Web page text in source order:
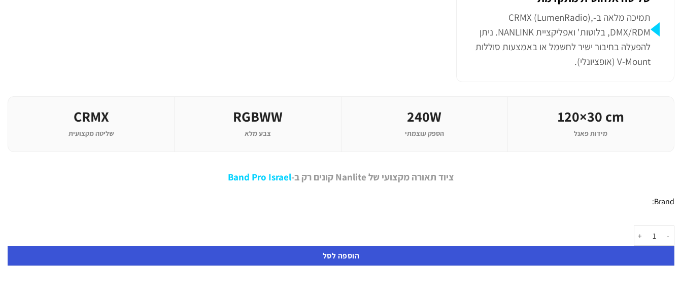
תמיכה מלאה ב-CRMX (LumenRadio),
DMX/RDM, בלוטות' ואפליקציית NANLINK. ניתן
להפעלה בחיבור ישיר לחשמל או באמצעות סוללות
V-Mount (אופציונלי).
120×30 cm
מידות פאנל
240W
הספק עוצמתי
RGBWW
צבע מלא
CRMX
שליטה מקצועית
ציוד תאורה מקצועי של Nanlite קונים רק ב- Band Pro Israel
Brand:
כמות של פנל לד Nanlite PavoSlim 240CL | RGB LED Slim Panel
הוספה לסל